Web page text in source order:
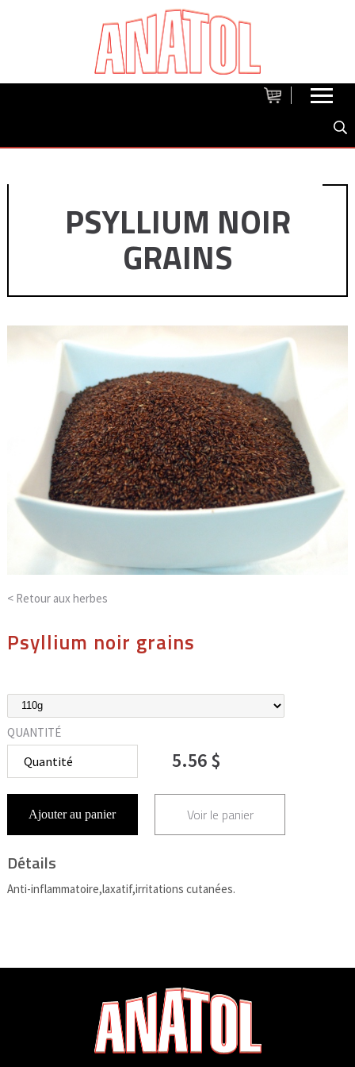
PSYLLIUM NOIR
GRAINS
< Retour aux herbes
Psyllium noir grains
QUANTITÉ
5.56 $
Ajouter au panier Voir le panier
Détails
Anti-inflammatoire,laxatif,irritations cutanées.